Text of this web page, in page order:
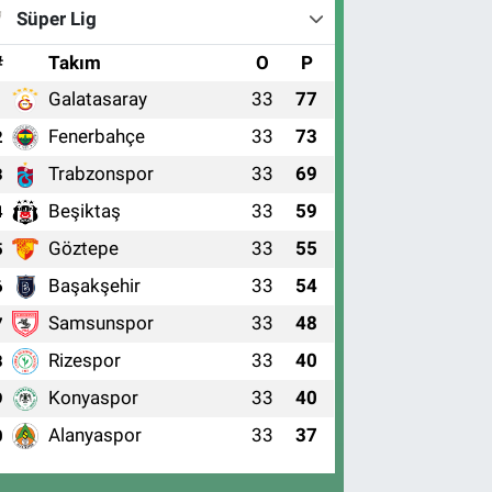
Süper Lig
Takım O P
Galatasaray 33 77
Fenerbahçe 33 73
Trabzonspor 33 69
Beşiktaş 33 59
Göztepe 33 55
Başakşehir 33 54
Samsunspor 33 48
Rizespor 33 40
Konyaspor 33 40
Alanyaspor 33 37